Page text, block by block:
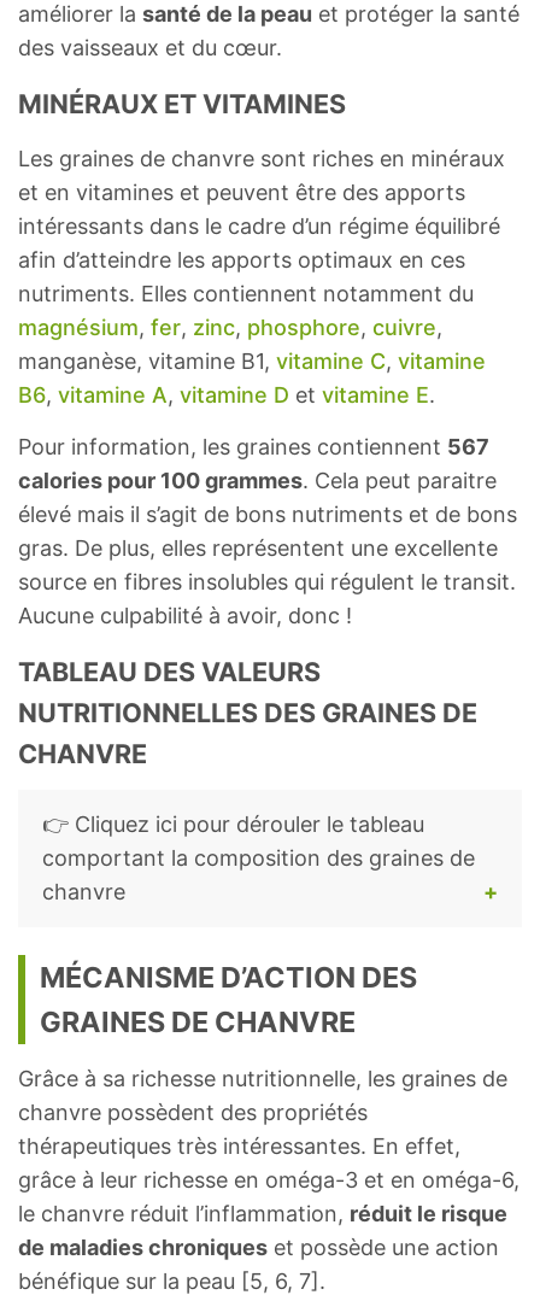
améliorer la santé de la peau et protéger la santé
des vaisseaux et du cœur.
MINÉRAUX ET VITAMINES
Les graines de chanvre sont riches en minéraux
et en vitamines et peuvent être des apports
intéressants dans le cadre d’un régime équilibré
afin d’atteindre les apports optimaux en ces
nutriments. Elles contiennent notamment du
magnésium, fer, zinc, phosphore, cuivre,
manganèse, vitamine B1, vitamine C, vitamine
B6, vitamine A, vitamine D et vitamine E.
Pour information, les graines contiennent 567
calories pour 100 grammes. Cela peut paraitre
élevé mais il s’agit de bons nutriments et de bons
gras. De plus, elles représentent une excellente
source en fibres insolubles qui régulent le transit.
Aucune culpabilité à avoir, donc !
TABLEAU DES VALEURS
NUTRITIONNELLES DES GRAINES DE
CHANVRE
👉 Cliquez ici pour dérouler le tableau
comportant la composition des graines de
chanvre
Composition des graines de chanvre (teneur
Nom
Quant
Uni
Eau g
Énergie 553
kca
l
MÉCANISME D’ACTION DES
GRAINES DE CHANVRE
Grâce à sa richesse nutritionnelle, les graines de
chanvre possèdent des propriétés
thérapeutiques très intéressantes. En effet,
grâce à leur richesse en oméga-3 et en oméga-6,
le chanvre réduit l’inflammation, réduit le risque
de maladies chroniques et possède une action
bénéfique sur la peau [5, 6, 7].